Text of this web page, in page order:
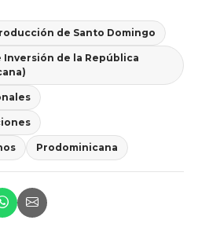
de Santo Domingo
de la República
Prodominicana